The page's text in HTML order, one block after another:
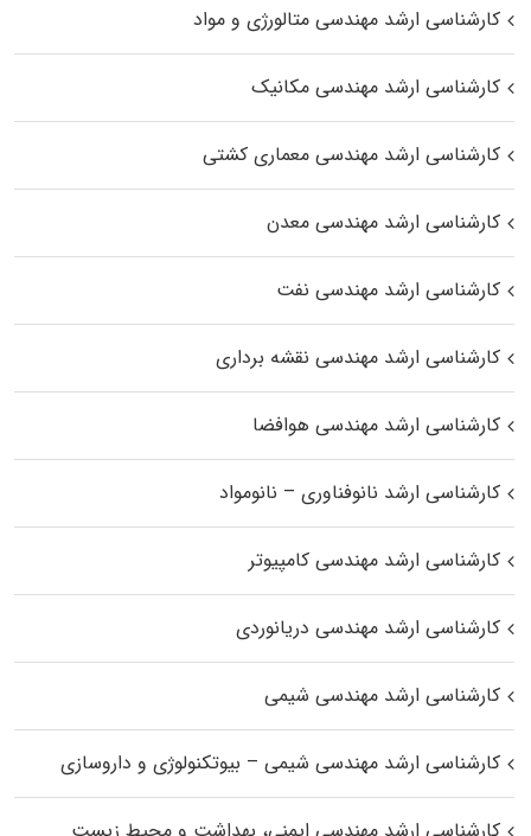
کارشناسی ارشد مهندسی متالورژی و مواد
کارشناسی ارشد مهندسی مکانیک
کارشناسی ارشد مهندسی معماری کشتی
کارشناسی ارشد مهندسی معدن
کارشناسی ارشد مهندسی نفت
کارشناسی ارشد مهندسی نقشه برداری
کارشناسی ارشد مهندسی هوافضا
کارشناسی ارشد نانوفناوری – نانومواد
کارشناسی ارشد مهندسی کامپیوتر
کارشناسی ارشد مهندسی دریانوردی
کارشناسی ارشد مهندسی شیمی
کارشناسی ارشد مهندسی شیمی – بیوتکنولوژی و داروسازی